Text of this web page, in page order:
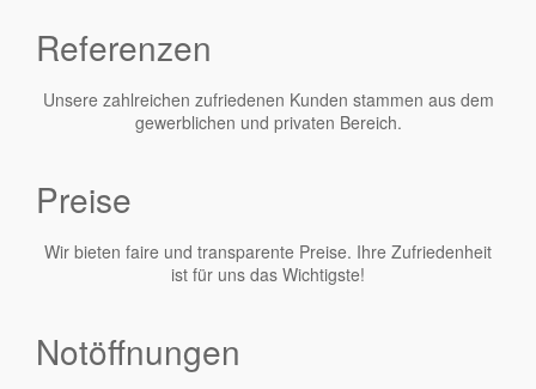
Referenzen
Unsere zahlreichen zufriedenen Kunden stammen aus dem
gewerblichen und privaten Bereich.
Preise
Wir bieten faire und transparente Preise. Ihre Zufriedenheit
ist für uns das Wichtigste!
Notöffnungen